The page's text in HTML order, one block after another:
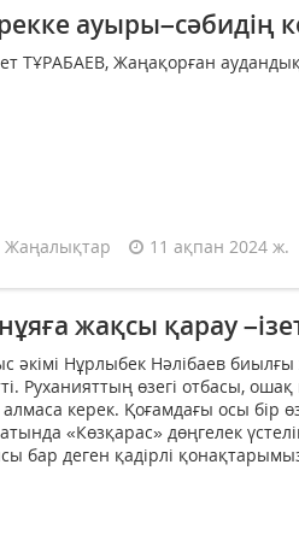
ауыры–сәбидің
ТҰРАБАЕВ, Жаңақорған
Жаңалықтар 11 ақпан 2024 ж.
жақсы қарау
әкімі Нұрлыбек Нәлібаев
Руханияттың өзегі отбасы,
керек. Қоғамдағы осы бір
«Көзқарас» дөңгелек
бар деген қадірлі